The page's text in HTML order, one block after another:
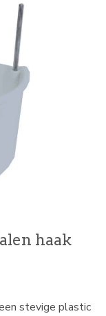
haak
stevige plastic